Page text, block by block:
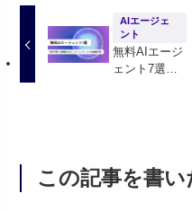
AIエージェ
ント
無料AIエージ
ェント7選！
新】
この記事を書い